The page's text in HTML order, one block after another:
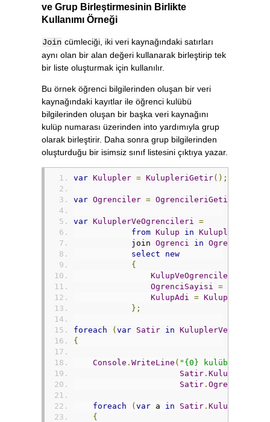
ve Grup Birleştirmesinin Birlikte
Kullanımı Örneği
Join cümleciği, iki veri kaynağındaki satırları
aynı olan bir alan değeri kullanarak birleştirip tek
bir liste oluşturmak için kullanılır.
Bu örnek öğrenci bilgilerinden oluşan bir veri
kaynağındaki kayıtlar ile öğrenci kulübü
bilgilerinden oluşan bir başka veri kaynağını
kulüp numarası üzerinden into yardımıyla grup
olarak birleştirir. Daha sonra grup bilgilerinden
oluşturduğu bir isimsiz sınıf listesini çıktıya yazar.
var Kulupler = KulupleriGetir();
var Ogrenciler = OgrencileriGetir
var KuluplerVeOgrencileri
=
from Kulup in Kulupler
            join
Ogrenci in Ogrenciler
select
new
{
KulupVeOgrencileri
OgrenciSayisi
=
KulupAdi
= Kulup
};
foreach ( var Satir in
{
Console . WriteLine ( "{0} kulübüne
Satir . KulupAdi
Satir .
foreach ( var a in Satir .
{